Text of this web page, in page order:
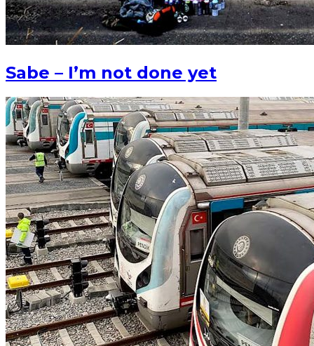
Sabe – I’m not done yet